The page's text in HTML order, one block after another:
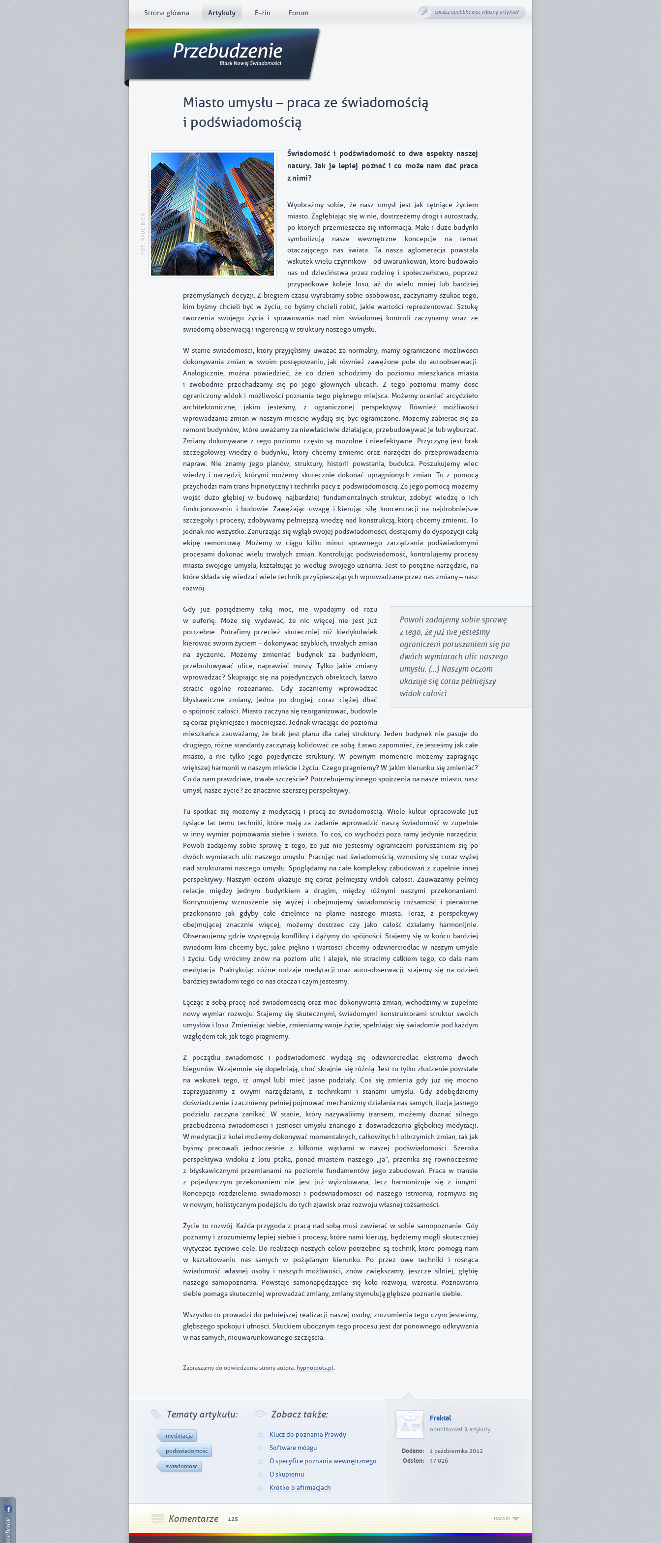
chcesz opublikować własny artykuł?
Miasto umysłu – praca ze świadomością
i podświadomością
Świadomość i podświadomość to dwa aspekty naszej
natury. Jak je lepiej poznać i co może nam dać praca
z nimi?
Wyobraźmy sobie, że nasz umysł jest jak tętniące życiem
miasto. Zagłębiając się w nie, dostrzeżemy drogi i autostrady,
po których przemieszcza się informacja. Małe i duże budynki
symbolizują nasze wewnętrzne koncepcje na temat
otaczającego nas świata. Ta nasza aglomeracja powstała
wskutek wielu czynników – od uwarunkowań, które budowało
nas od dzieciństwa przez rodzinę i społeczeństwo, poprzez
przypadkowe koleje losu, aż do wielu mniej lub bardziej
przemyślanych decyzji. Z biegiem czasu wyrabiamy sobie osobowość, zaczynamy szukać tego,
kim byśmy chcieli być w życiu, co byśmy chcieli robić, jakie wartości reprezentować. Sztukę
tworzenia swojego życia i sprawowania nad nim świadomej kontroli zaczynamy wraz ze
świadomą obserwacją i ingerencją w struktury naszego umysłu.
W stanie świadomości, który przyjęliśmy uważać za normalny, mamy ograniczone możliwości
dokonywania zmian w swoim postępowaniu, jak również zawężone pole do autoobserwacji.
Analogicznie, można powiedzieć, że co dzień schodzimy do poziomu mieszkańca miasta
i swobodnie przechadzamy się po jego głównych ulicach. Z tego poziomu mamy dość
ograniczony widok i możliwości poznania tego pięknego miejsca. Możemy oceniać arcydzieło
architektoniczne, jakim jesteśmy, z ograniczonej perspektywy. Również możliwości
wprowadzania zmian w naszym mieście wydają się być ograniczone. Możemy zabierać się za
remont budynków, które uważamy za niewłaściwie działające, przebudowywać je lub wyburzać.
Zmiany dokonywane z tego poziomu często są mozolne i nieefektywne. Przyczyną jest brak
szczegółowej wiedzy o budynku, który chcemy zmienić oraz narzędzi do przeprowadzenia
napraw. Nie znamy jego planów, struktury, historii powstania, budulca. Poszukujemy wiec
wiedzy i narzędzi, którymi możemy skutecznie dokonać upragnionych zmian. Tu z pomocą
przychodzi nam trans hipnotyczny i techniki pacy z podświadomością. Za jego pomocą możemy
wejść dużo głębiej w budowę najbardziej fundamentalnych struktur, zdobyć wiedzę o ich
funkcjonowaniu i budowie. Zawężając uwagę i kierując siłę koncentracji na najdrobniejsze
szczegóły i procesy, zdobywamy pełniejszą wiedzę nad konstrukcją, którą chcemy zmienić. To
jednak nie wszystko. Zanurzając się wgłąb swojej podświadomości, dostajemy do dyspozycji całą
ekipę remontową. Możemy w ciągu kilku minut sprawnego zarządzania podświadomymi
procesami dokonać wielu trwałych zmian. Kontrolując podświadomość, kontrolujemy procesy
miasta swojego umysłu, kształtując je według swojego uznania. Jest to potężne narzędzie, na
które składa się wiedza i wiele technik przyśpieszających wprowadzane przez nas zmiany – nasz
rozwój.
Powoli zadajemy sobie sprawę
z tego, że już nie jesteśmy
ograniczeni poruszaniem się po
dwóch wymiarach ulic naszego
umysłu. (…) Naszym oczom
ukazuje się coraz pełniejszy
widok całości.
Gdy już posiądziemy taką moc, nie wpadajmy od razu
w euforię. Może się wydawać, że nic więcej nie jest już
potrzebne. Potrafimy przecież skuteczniej niż kiedykolwiek
kierować swoim życiem – dokonywać szybkich, trwałych zmian
na życzenie. Możemy zmieniać budynek za budynkiem,
przebudowywać ulice, naprawiać mosty. Tylko jakie zmiany
wprowadzać? Skupiając się na pojedynczych obiektach, łatwo
stracić ogólne rozeznanie. Gdy zaczniemy wprowadzać
błyskawiczne zmiany, jedna po drugiej, coraz ciężej dbać
o spójność całości. Miasto zaczyna się reorganizować, budowle
są coraz piękniejsze i mocniejsze. Jednak wracając do poziomu
mieszkańca zauważamy, że brak jest planu dla całej struktury. Jeden budynek nie pasuje do
drugiego, różne standardy zaczynają kolidować ze sobą. Łatwo zapomnieć, że jesteśmy jak całe
miasto, a nie tylko jego pojedyncze struktury. W pewnym momencie możemy zapragnąć
większej harmonii w naszym mieście i życiu. Czego pragniemy? W jakim kierunku się zmieniać?
Co da nam prawdziwe, trwałe szczęście? Potrzebujemy innego spojrzenia na nasze miasto, nasz
umysł, nasze życie? ze znacznie szerszej perspektywy.
Tu spotkać się możemy z medytacją i pracą ze świadomością. Wiele kultur opracowało już
tysiące lat temu techniki, które mają za zadanie wprowadzić naszą świadomość w zupełnie
w inny wymiar pojmowania siebie i świata. To coś, co wychodzi poza ramy jedynie narzędzia.
Powoli zadajemy sobie sprawę z tego, że już nie jesteśmy ograniczeni poruszaniem się po
dwóch wymiarach ulic naszego umysłu. Pracując nad świadomością, wznosimy się coraz wyżej
nad strukturami naszego umysłu. Spoglądamy na całe kompleksy zabudowań z zupełnie innej
perspektywy. Naszym oczom ukazuje się coraz pełniejszy widok całości. Zauważamy pełniej
relacje między jednym budynkiem a drugim, między różnymi naszymi przekonaniami.
Kontynuujemy wznoszenie się wyżej i obejmujemy świadomością tożsamość i pierwotne
przekonania jak gdyby całe dzielnice na planie naszego miasta. Teraz, z perspektywy
obejmującej znacznie więcej, możemy dostrzec czy jako całość działamy harmonijnie.
Obserwujemy gdzie występują konflikty i dążymy do spójności. Stajemy się w końcu bardziej
świadomi kim chcemy być, jakie piękno i wartości chcemy odzwierciedlać w naszym umyśle
i życiu. Gdy wrócimy znów na poziom ulic i alejek, nie stracimy całkiem tego, co dała nam
medytacja. Praktykując różne rodzaje medytacji oraz auto-obserwacji, stajemy się na odzień
bardziej świadomi tego co nas otacza i czym jesteśmy.
Łącząc z sobą pracę nad świadomością oraz moc dokonywania zmian, wchodzimy w zupełnie
nowy wymiar rozwoju. Stajemy się skutecznymi, świadomymi konstruktorami struktur swoich
umysłów i losu. Zmieniając siebie, zmieniamy swoje życie, spełniając się świadomie pod każdym
względem tak, jak tego pragniemy.
Z początku świadomość i podświadomość wydają się odzwierciedlać ekstrema dwóch
biegunów. Wzajemnie się dopełniają, choć skrajnie się różnią. Jest to tylko złudzenie powstałe
na wskutek tego, iż umysł lubi mieć jasne podziały. Coś się zmienia gdy już się mocno
zaprzyjaźnimy z owymi narzędziami, z technikami i stanami umysłu. Gdy zdobędziemy
doświadczenie i zaczniemy pełniej pojmować mechanizmy działania nas samych, iluzja jasnego
podziału zaczyna zanikać. W stanie, który nazywaliśmy transem, możemy doznać silnego
przebudzenia świadomości i jasności umysłu znanego z doświadczenia głębokiej medytacji.
W medytacji z kolei możemy dokonywać momentalnych, całkowitych i olbrzymich zmian, tak jak
byśmy pracowali jednocześnie z kilkoma wątkami w naszej podświadomości. Szeroka
perspektywa widoku z lotu ptaka, ponad miastem naszego „ja”, przenika się równocześnie
z błyskawicznymi przemianami na poziomie fundamentów jego zabudowań. Praca w transie
z pojedynczym przekonaniem nie jest już wyizolowana, lecz harmonizuje się z innymi.
Koncepcja rozdzielenia świadomości i podświadomości od naszego istnienia, rozmywa się
w nowym, holistycznym podejściu do tych zjawisk oraz rozwoju własnej tożsamości.
Życie to rozwój. Każda przygoda z pracą nad sobą musi zawierać w sobie samopoznanie. Gdy
poznamy i zrozumiemy lepiej siebie i procesy, które nami kierują, będziemy mogli skuteczniej
wytyczać życiowe cele. Do realizacji naszych celów potrzebne są technik, które pomogą nam
w kształtowaniu nas samych w pożądanym kierunku. Po przez owe techniki i rosnąca
świadomość własnej osoby i naszych możliwości, znów zwiększamy, jeszcze silniej, głębię
naszego samopoznania. Powstaje samonapędzające się koło rozwoju, wzrostu. Poznawania
siebie pomaga skuteczniej wprowadzać zmiany, zmiany stymulują głębsze poznanie siebie.
Wszystko to prowadzi do pełniejszej realizacji naszej osoby, zrozumienia tego czym jesteśmy,
głębszego spokoju i ufności. Skutkiem ubocznym tego procesu jest dar ponownego odkrywania
w nas samych, nieuwarunkowanego szczęścia.
Zapraszamy do odwiedzenia strony autora: hypnotools.pl.
Tematy artykułu:
medytacja
podświadomość
świadomość
Zobacz także:
Klucz do poznania Prawdy
Software mózgu
O specyfice poznania wewnętrznego
O skupieniu
Krótko o afirmacjach
Fraktal
opublikował 2 artykuły
Dodano:
1 października 2012
Odsłon:
37 016
FOT.
PAUL BICA
Komentarze 125 rozwiń